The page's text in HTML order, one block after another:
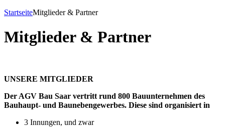
StartseiteMitglieder & Partner
Mitglieder & Partner
UNSERE MITGLIEDER
Der AGV Bau Saar vertritt rund 800 Bauunternehmen des
Bauhaupt- und Baunebengewerbes. Diese sind organisiert in
3 Innungen, und zwar